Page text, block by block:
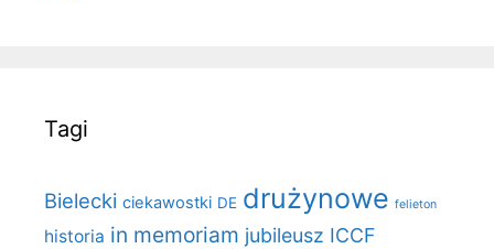
Tagi
Bielecki ciekawostki DE drużynowe felieton
historia in memoriam jubileusz ICCF